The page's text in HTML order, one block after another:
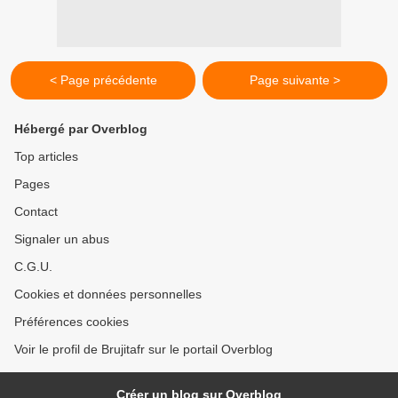
< Page précédente Page suivante >
Hébergé par Overblog
Top articles
Pages
Contact
Signaler un abus
C.G.U.
Cookies et données personnelles
Préférences cookies
Voir le profil de Brujitafr sur le portail Overblog
Créer un blog sur Overblog